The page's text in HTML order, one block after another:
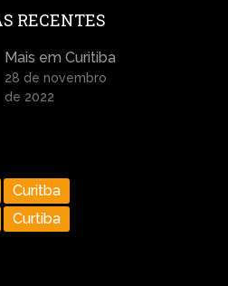
RECENTES
Mais em Curitiba
28 de novembro
de 2022
Curitba
Curtiba